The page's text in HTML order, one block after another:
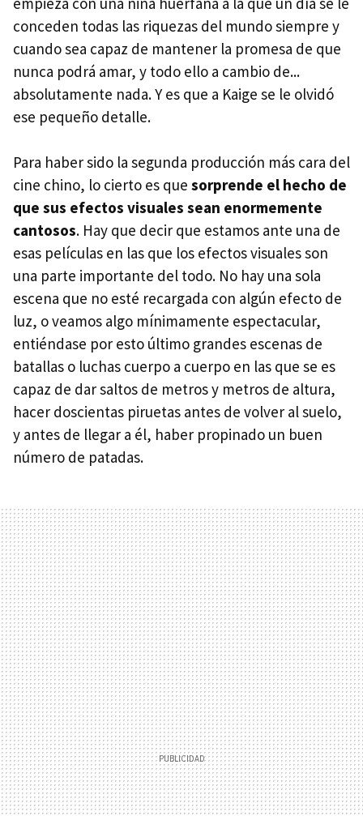
conceden todas las riquezas del mundo siempre y
cuando sea capaz de mantener la promesa de que
nunca podrá amar, y todo ello a cambio de...
absolutamente nada. Y es que a Kaige se le olvidó
ese pequeño detalle.
Para haber sido la segunda producción más cara del
cine chino, lo cierto es que sorprende el hecho de
que sus efectos visuales sean enormemente
cantosos. Hay que decir que estamos ante una de
esas películas en las que los efectos visuales son
una parte importante del todo. No hay una sola
escena que no esté recargada con algún efecto de
luz, o veamos algo mínimamente espectacular,
entiéndase por esto último grandes escenas de
batallas o luchas cuerpo a cuerpo en las que se es
capaz de dar saltos de metros y metros de altura,
hacer doscientas piruetas antes de volver al suelo,
y antes de llegar a él, haber propinado un buen
número de patadas.